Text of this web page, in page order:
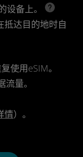
设备上。
达目的地时自
使用eSIM。
量。
情）。